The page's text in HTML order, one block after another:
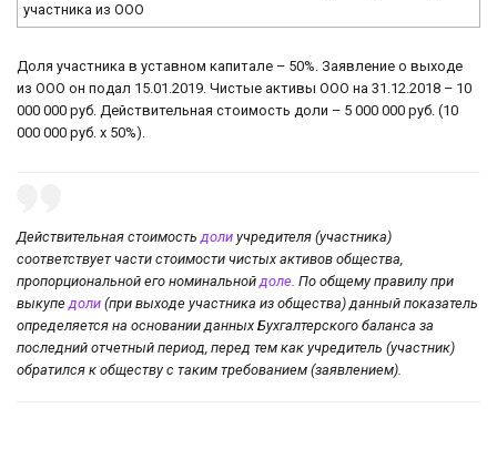
участника из ООО
Доля участника в уставном капитале – 50%. Заявление о выходе
из ООО он подал 15.01.2019. Чистые активы ООО на 31.12.2018 – 10
000 000 руб. Действительная стоимость доли – 5 000 000 руб. (10
000 000 руб. x 50%).
Действительная стоимость доли учредителя (участника)
соответствует части стоимости чистых активов общества,
пропорциональной его номинальнойдоле. По общему правилу при
выкупе доли (при выходе участника из общества) данный показатель
определяется на основании данных Бухгалтерского баланса за
последний отчетный период, перед тем как учредитель (участник)
обратился к обществу с таким требованием (заявлением).